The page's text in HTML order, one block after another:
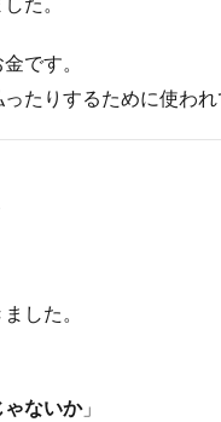
です。
たりするために使われ
した。
ないか」